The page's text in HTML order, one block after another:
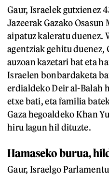
Gaur, Israelek gutxienez
Jazeerak Gazako
aipatuz kaleratu duenez.
agentziak gehitu duenez,
auzoan kazetari bat eta
Israelen bonbardaketa
erdialdeko Deir al-Balah
etxe bati, eta familia
Gaza hegoaldeko Khan
hiru lagun hil dituzte.
Hamaseko burua,
Gaur, Israelgo